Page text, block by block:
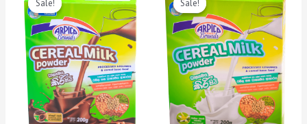
Sale!
Sale!
was:
රු780.
is:
රු700.
Sale!
Sale!
was:
රු780.රු700.